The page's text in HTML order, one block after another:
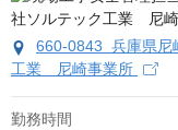
660-0843 兵庫県尼
工業 尼崎事業所
勤務時間